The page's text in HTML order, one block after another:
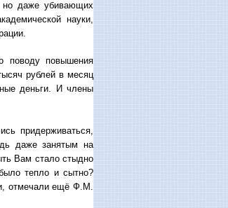
но даже убивающих
науки,
поводу повышения
рублей в месяц
деньги. И члены
придерживаться,
даже занятым на
Вам стало стыдно
тепло и сытно?
отмечали ещё Ф.М.